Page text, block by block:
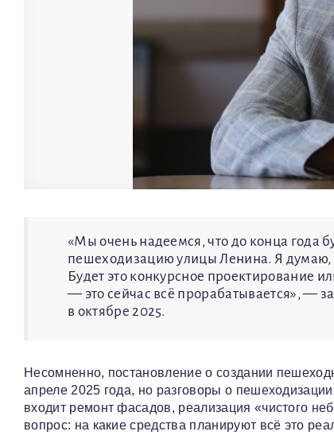
«Мы очень надеемся, что до конца года
пешеходизацию улицы Ленина. Я думаю,
Будет это конкурсное проектирование
— это сейчас всё прорабатывается», —
в октябре 2025.
Несомненно, постановление о создании
апреле 2025 года, но разговоры о
входит ремонт фасадов, реализация «чистого
вопрос: на какие средства планируют всё это